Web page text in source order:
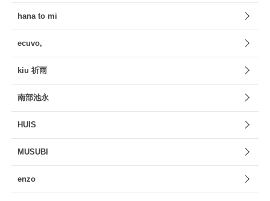
hana to mi
ecuvo,
kiu 祈雨
南部池永
HUIS
MUSUBI
enzo